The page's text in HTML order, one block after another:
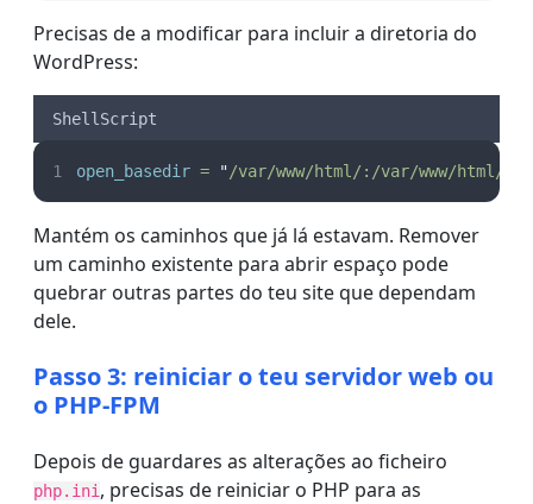
Precisas de a modificar para incluir a diretoria do
WordPress:
ShellScript
open_basedir = "/var/www/html/:/var/www/html/
Mantém os caminhos que já lá estavam. Remover
um caminho existente para abrir espaço pode
quebrar outras partes do teu site que dependam
dele.
Passo 3: reiniciar o teu servidor web ou
o PHP-FPM
Depois de guardares as alterações ao ficheiro
php.ini , precisas de reiniciar o PHP para as